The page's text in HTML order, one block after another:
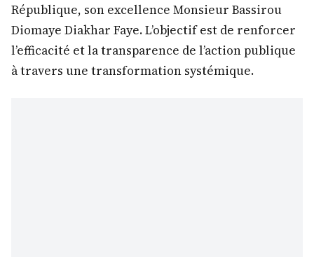
République, son excellence Monsieur Bassirou
Diomaye Diakhar Faye. L’objectif est de renforcer
l’efficacité et la transparence de l’action publique
à travers une transformation systémique.